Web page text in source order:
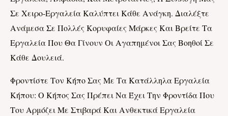
Σε Χειρο-Εργαλεία Καλύπτει Κάθε Ανάγκη. Διαλέξτε
Ανάμεσα Σε Πολλές Κορυφαίες Μάρκες Και Βρείτε Τα
Εργαλεία Που Θα Γίνουν Οι Αγαπημένοι Σας Βοηθοί Σε
Κάθε Δουλειά.
Φροντίστε Τον Κήπο Σας Με Τα Κατάλληλα Εργαλεία
Κήπου: Ο Κήπος Σας Πρέπει Να Έχει Την Φροντίδα Που
Του Αρμόζει Με Στιβαρά Και Ανθεκτικά Εργαλεία